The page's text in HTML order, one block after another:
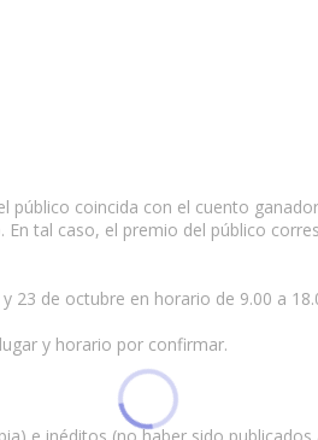
coincida con el cuento
tal caso, el premio del público
23 de octubre en horario de 9.00 a
y horario por confirmar.
e inéditos (no haber sido